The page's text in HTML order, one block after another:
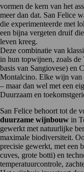
vormen de kern van het
meer dan dat. San Felice
die experimenteerde met
een bijna vergeten druif
leven kreeg.
Deze combinatie van
in hun topwijnen, zoals de
basis van Sangiovese) en
Montalcino. Elke wijn van
– maar dan wel met een
Duurzaam en
San Felice behoort tot de
duurzame wijnbouw in
gewerkt met natuurlijke
maximale biodiversiteit.
precisie gewerkt, met een
cuves, grote botti) en
temperatuurcontrole,